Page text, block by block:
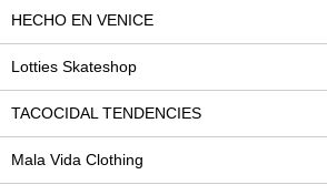
HECHO EN VENICE
Lotties Skateshop
TACOCIDAL TENDENCIES
Mala Vida Clothing